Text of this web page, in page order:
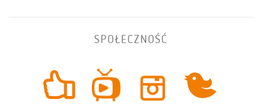
SPOŁECZNOŚĆ